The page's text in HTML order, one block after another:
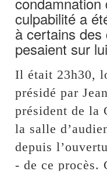
culpabilité a
à certains des
pesaient sur
Il était 23h30,
présidé par
président de la
la salle
depuis
- de ce procès.